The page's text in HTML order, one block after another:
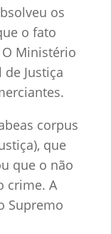
os
o fato
Ministério
Justiça
corpus
que
que o não
crime. A
Supremo